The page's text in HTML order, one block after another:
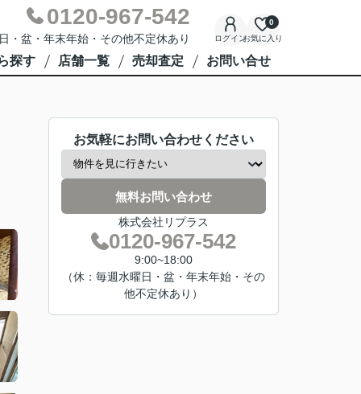
0120-967-542
盆・年末年始・その他不定休あり ログインお気に入り
0
探す 店舗一覧 売却査定 お問い合せ
お気軽にお問い合わせください
無料お問い合わせ
株式会社リプラス
0120-967-542
9:00~18:00
（休：毎週水曜日・盆・年末年始・その
他不定休あり）